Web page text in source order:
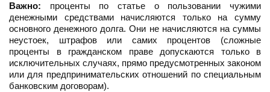
Важно: проценты по статье о пользовании чужими
денежными средствами начисляются только на сумму
основного денежного долга. Они не начисляются на суммы
неустоек, штрафов или самих процентов (сложные
проценты в гражданском праве допускаются только в
исключительных случаях, прямо предусмотренных законом
или для предпринимательских отношений по специальным
банковским договорам).